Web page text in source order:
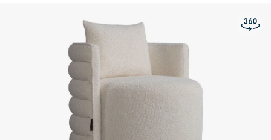
Кровать Ньюбери
Стул Престон